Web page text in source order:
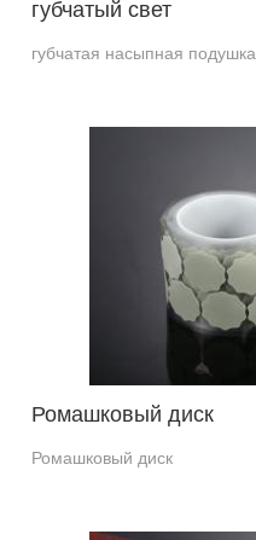
губчатый свет
губчатая насыпная подушка
Ромашковый диск
Ромашковый диск